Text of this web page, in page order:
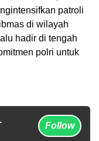
patroli
di wilayah
hadir di tengah
polri untuk
Follow